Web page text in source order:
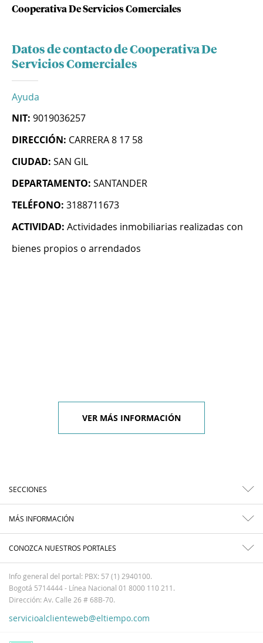
Cooperativa De Servicios Comerciales
Datos de contacto de Cooperativa De
Servicios Comerciales
Ayuda
NIT: 9019036257
DIRECCIÓN: CARRERA 8 17 58
CIUDAD: SAN GIL
DEPARTAMENTO: SANTANDER
TELÉFONO: 3188711673
ACTIVIDAD: Actividades inmobiliarias realizadas con
bienes propios o arrendados
VER MÁS INFORMACIÓN
SECCIONES
MÁS INFORMACIÓN
CONOZCA NUESTROS PORTALES
Info general del portal: PBX: 57 (1) 2940100.
Bogotá 5714444 - Línea Nacional 01 8000 110 211.
Dirección: Av. Calle 26 # 68B-70.
servicioalclienteweb@eltiempo.com